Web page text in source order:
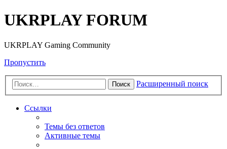
UKRPLAY FORUM
UKRPLAY Gaming Community
Пропустить
Поиск Расширенный поиск
Ссылки
Темы без ответов
Активные темы